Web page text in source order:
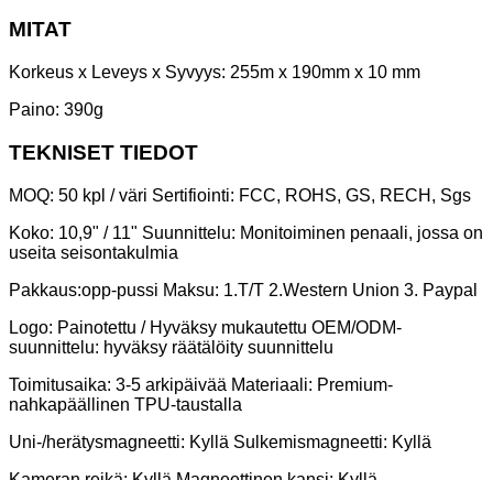
MITAT
Korkeus x Leveys x Syvyys: 255m x 190mm x 10 mm
Paino: 390g
TEKNISET TIEDOT
MOQ: 50 kpl / väri Sertifiointi: FCC, ROHS, GS, RECH, Sgs
Koko: 10,9" / 11" Suunnittelu: Monitoiminen penaali, jossa on
useita seisontakulmia
Pakkaus:opp-pussi Maksu: 1.T/T 2.Western Union 3. Paypal
Logo: Painotettu / Hyväksy mukautettu OEM/ODM-
suunnittelu: hyväksy räätälöity suunnittelu
Toimitusaika: 3-5 arkipäivää Materiaali: Premium-
nahkapäällinen TPU-taustalla
Uni-/herätysmagneetti: Kyllä Sulkemismagneetti: Kyllä